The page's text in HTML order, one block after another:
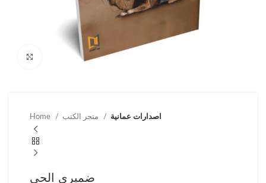
Click to enlarge
Home اصدارات عمانية
ضميري الحي